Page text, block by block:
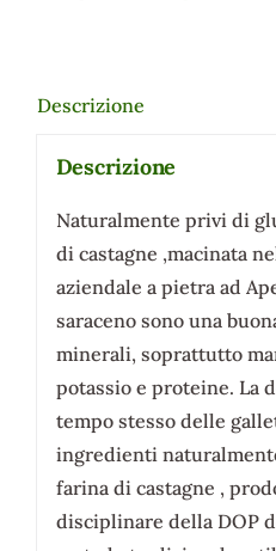
glutine
2025
quantità
Descrizione
Descrizione
Naturalmente privi di
di castagne ,macinata
aziendale a pietra ad
saraceno sono una
minerali, soprattutto
potassio e proteine. La
tempo stesso delle
ingredienti
farina di castagne ,
disciplinare della DOP